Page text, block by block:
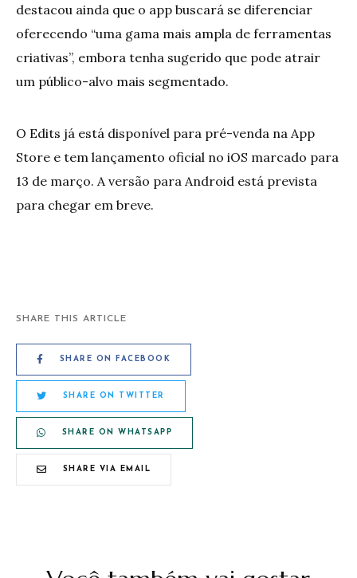
destacou ainda que o app buscará se diferenciar
oferecendo “uma gama mais ampla de ferramentas
criativas”, embora tenha sugerido que pode atrair
um público-alvo mais segmentado.
O Edits já está disponível para pré-venda na App
Store e tem lançamento oficial no iOS marcado para
13 de março. A versão para Android está prevista
para chegar em breve.
SHARE THIS ARTICLE
SHARE ON FACEBOOK
SHARE ON TWITTER
SHARE ON WHATSAPP
SHARE VIA EMAIL